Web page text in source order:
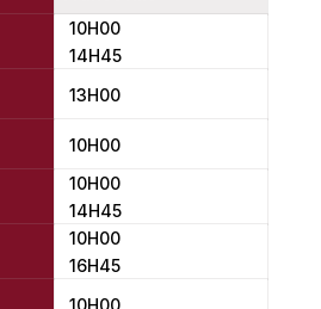
10H00
14H45
13H00
10H00
10H00
14H45
10H00
16H45
10H00